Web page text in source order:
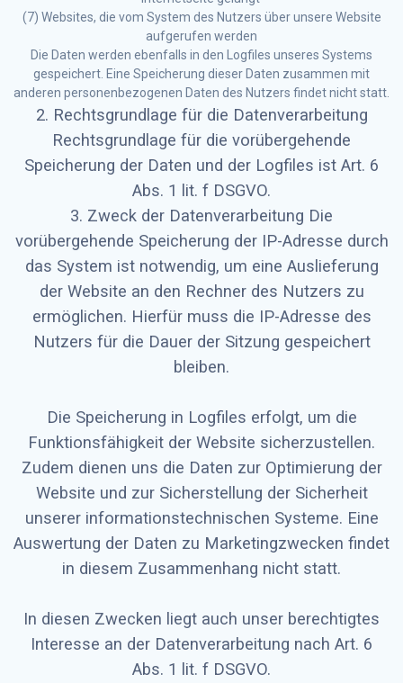
(7) Websites, die vom System des Nutzers über unsere Website
aufgerufen werden
Die Daten werden ebenfalls in den Logfiles unseres Systems
gespeichert. Eine Speicherung dieser Daten zusammen mit
anderen personenbezogenen Daten des Nutzers findet nicht statt.
2. Rechtsgrundlage für die Datenverarbeitung
Rechtsgrundlage für die vorübergehende
Speicherung der Daten und der Logfiles ist Art. 6
Abs. 1 lit. f DSGVO.
3. Zweck der Datenverarbeitung Die
vorübergehende Speicherung der IP-Adresse durch
das System ist notwendig, um eine Auslieferung
der Website an den Rechner des Nutzers zu
ermöglichen. Hierfür muss die IP-Adresse des
Nutzers für die Dauer der Sitzung gespeichert
bleiben.
Die Speicherung in Logfiles erfolgt, um die
Funktionsfähigkeit der Website sicherzustellen.
Zudem dienen uns die Daten zur Optimierung der
Website und zur Sicherstellung der Sicherheit
unserer informationstechnischen Systeme. Eine
Auswertung der Daten zu Marketingzwecken findet
in diesem Zusammenhang nicht statt.
In diesen Zwecken liegt auch unser berechtigtes
Interesse an der Datenverarbeitung nach Art. 6
Abs. 1 lit. f DSGVO.